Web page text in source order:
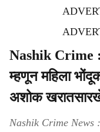
Nashik Crime :
म्हणून महिला
अशोक
Nashik Crime News :